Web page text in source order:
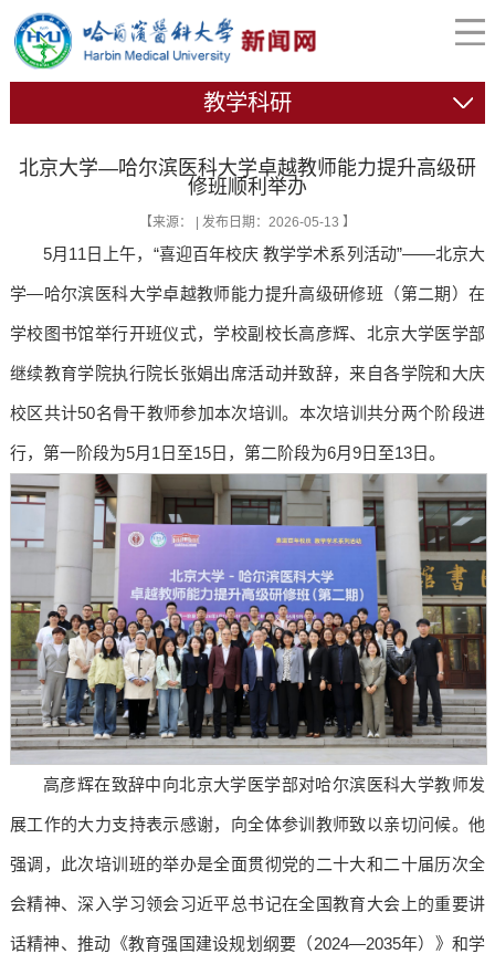
教学科研
北京大学—哈尔滨医科大学卓越教师能力提升高级研
修班顺利举办
【来源： | 发布日期：2026-05-13 】
5月11日上午，“喜迎百年校庆 教学学术系列活动”——北京大
学—哈尔滨医科大学卓越教师能力提升高级研修班（第二期）在
学校图书馆举行开班仪式，学校副校长高彦辉、北京大学医学部
继续教育学院执行院长张娟出席活动并致辞，来自各学院和大庆
校区共计50名骨干教师参加本次培训。本次培训共分两个阶段进
行，第一阶段为5月1日至15日，第二阶段为6月9日至13日。
高彦辉在致辞中向北京大学医学部对哈尔滨医科大学教师发
展工作的大力支持表示感谢，向全体参训教师致以亲切问候。他
强调，此次培训班的举办是全面贯彻党的二十大和二十届历次全
会精神、深入学习领会习近平总书记在全国教育大会上的重要讲
话精神、推动《教育强国建设规划纲要（2024—2035年）》和学